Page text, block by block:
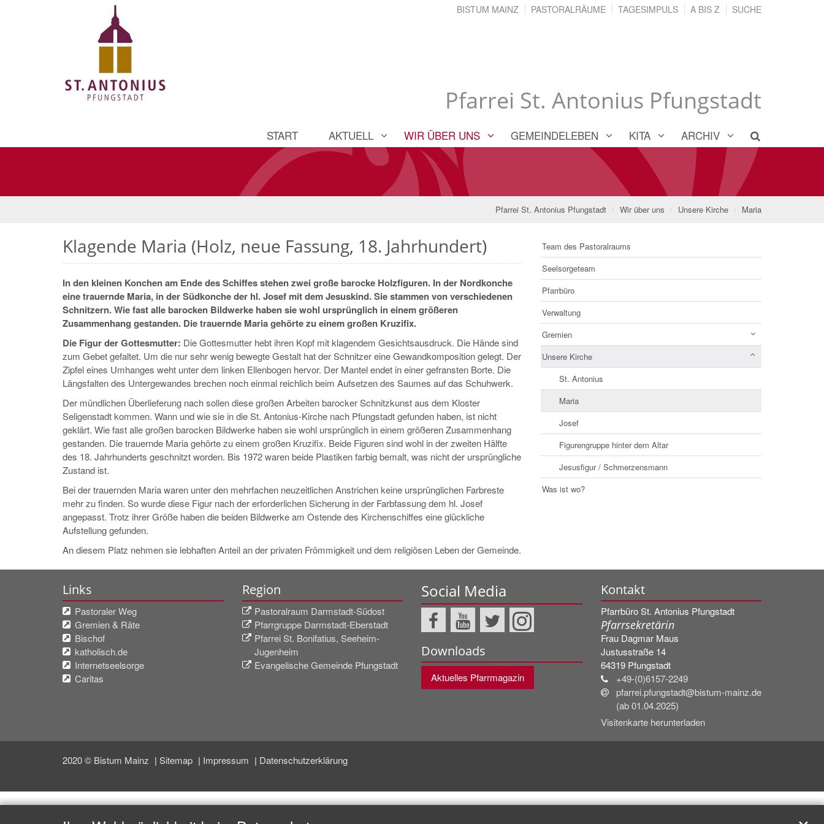
Pfarrei St. Antonius Pfungstadt
BISTUM MAINZ PASTORALRÄUME TAGESIMPULS A BIS Z SUCHE
START AKTUELL WIR ÜBER UNS GEMEINDELEBEN KITA ARCHIV
Pfarrei St. Antonius Pfungstadt Wir über uns Unsere Kirche Maria
Klagende Maria (Holz, neue Fassung, 18. Jahrhundert)
In den kleinen Konchen am Ende des Schiffes stehen zwei große barocke Holzfiguren. In der Nordkonche
eine trauernde Maria, in der Südkonche der hl. Josef mit dem Jesuskind. Sie stammen von verschiedenen
Schnitzern. Wie fast alle barocken Bildwerke haben sie wohl ursprünglich in einem größeren
Zusammenhang gestanden. Die trauernde Maria gehörte zu einem großen Kruzifix.
Die Figur der Gottesmutter: Die Gottesmutter hebt ihren Kopf mit klagendem Gesichtsausdruck. Die Hände sind
zum Gebet gefaltet. Um die nur sehr wenig bewegte Gestalt hat der Schnitzer eine Gewandkomposition gelegt. Der
Zipfel eines Umhanges weht unter dem linken Ellenbogen hervor. Der Mantel endet in einer gefransten Borte. Die
Längsfalten des Untergewandes brechen noch einmal reichlich beim Aufsetzen des Saumes auf das Schuhwerk.
Der mündlichen Überlieferung nach sollen diese großen Arbeiten barocker Schnitzkunst aus dem Kloster
Seligenstadt kommen. Wann und wie sie in die St. Antonius-Kirche nach Pfungstadt gefunden haben, ist nicht
geklärt. Wie fast alle großen barocken Bildwerke haben sie wohl ursprünglich in einem größeren Zusammenhang
gestanden. Die trauernde Maria gehörte zu einem großen Kruzifix. Beide Figuren sind wohl in der zweiten Hälfte
des 18. Jahrhunderts geschnitzt worden. Bis 1972 waren beide Plastiken farbig bemalt, was nicht der ursprüngliche
Zustand ist.
Bei der trauernden Maria waren unter den mehrfachen neuzeitlichen Anstrichen keine ursprünglichen Farbreste
mehr zu finden. So wurde diese Figur nach der erforderlichen Sicherung in der Farbfassung dem hl. Josef
angepasst. Trotz ihrer Größe haben die beiden Bildwerke am Ostende des Kirchenschiffes eine glückliche
Aufstellung gefunden.
An diesem Platz nehmen sie lebhaften Anteil an der privaten Frömmigkeit und dem religiösen Leben der Gemeinde.
Team des Pastoralraums
Seelsorgeteam
Pfarrbüro
Verwaltung
Gremien
Unsere Kirche
St. Antonius
Maria
Josef
Figurengruppe hinter dem Altar
Jesusfigur / Schmerzensmann
Was ist wo?
Links
Pastoraler Weg
Gremien & Räte
Bischof
katholisch.de
Internetseelsorge
Caritas
Region
Pastoralraum Darmstadt-Südost
Pfarrgruppe Darmstadt-Eberstadt
Pfarrei St. Bonifatius, Seeheim-
Jugenheim
Evangelische Gemeinde Pfungstadt
Social Media
Downloads
Aktuelles Pfarrmagazin
Kontakt
Pfarrbüro St. Antonius Pfungstadt
Pfarrsekretärin
Frau Dagmar Maus
Justusstraße 14
64319 Pfungstadt
+49-(0)6157-2249
pfarrei.pfungstadt@bistum-mainz.de
(ab 01.04.2025)
Visitenkarte herunterladen
2020 © Bistum Mainz Sitemap Impressum Datenschutzerklärung